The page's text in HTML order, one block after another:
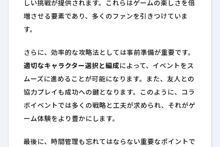
しい挑戦が提供されます。これらはゲームの楽しさを倍
増させる要素であり、多くのファンを引きつけていま
す。
さらに、効率的な攻略法としては事前準備が重要です。
適切なキャラクター選択と編成によって、イベントをス
ムーズに進めることが可能になります。また、友人との
協力プレイも成功への鍵となります。このように、コラ
ボイベントでは多くの戦略と工夫が求められ、それがゲ
ーム体験をより豊かにします。
最後に、時間管理も忘れてはならない重要なポイントで